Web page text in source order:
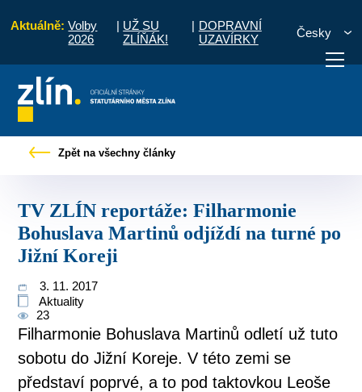
Aktuálně: Volby
2026
| UŽ SU
ZLÍŇÁK!
| DOPRAVNÍ
UZAVÍRKY
Česky
vyřídit Potřebuji zaplatit
Zpět na všechny články
TV ZLÍN reportáže: Filharmonie
Bohuslava Martinů odjíždí na turné po
Jižní Koreji
3. 11. 2017
Aktuality
23
Filharmonie Bohuslava Martinů odletí už tuto
sobotu do Jižní Koreje. V této zemi se
představí poprvé, a to pod taktovkou Leoše